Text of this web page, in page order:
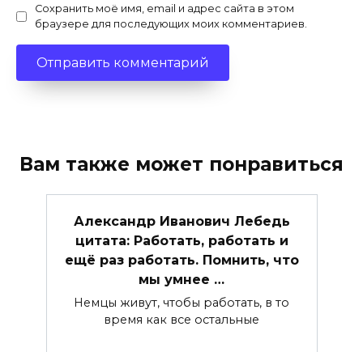
Сохранить моё имя, email и адрес сайта в этом
браузере для последующих моих комментариев.
Вам также может понравиться
Александр Иванович Лебедь
цитата: Работать, работать и
ещё раз работать. Помнить, что
мы умнее …
Немцы живут, чтобы работать, в то
время как все остальные